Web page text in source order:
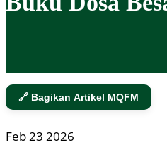
🔗 Bagikan Artikel MQFM
Feb 23 2026